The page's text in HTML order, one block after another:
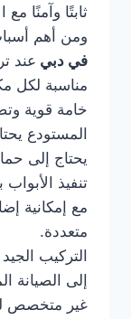
ثابتًا وآمنًا
ومن أهم
في دبي عند
مناسبة لكل
خامة قوية
المستودع
يحتاج إلى
تنفيذ
مع إمكانية
متعددة.
التركيب
إلى الصيانة
غير متخصص